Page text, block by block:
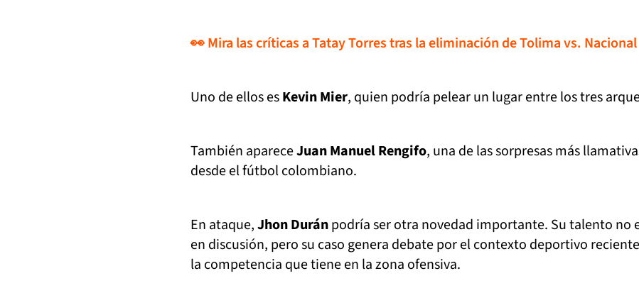
👀 Mira las críticas a Tatay Torres tras la eliminación de Tolima vs. Nacional
Uno de ellos esKevin Mier, quien podría pelear un lugar entre los tres
También apareceJuan Manuel Rengifo, una de las sorpresas más
desde el fútbol colombiano.
En ataque,Jhon Duránpodría ser otra novedad importante. Su talento no
en discusión, pero su caso genera debate por el contexto deportivo
la competencia que tiene en la zona ofensiva.